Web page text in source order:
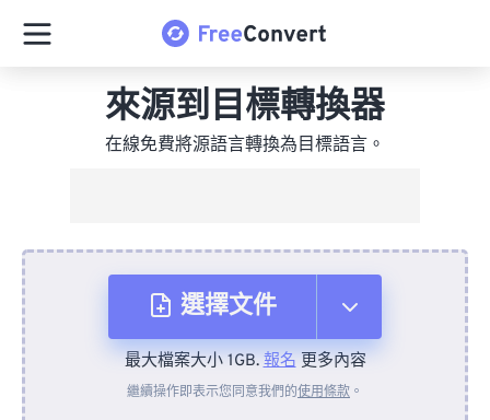
來源到目標轉換器
在線免費將源語言轉換為目標語言。
選擇文件
來自裝置
最大檔案大小 1GB.報名更多內容
繼續操作即表示您同意我們的使用條款 。